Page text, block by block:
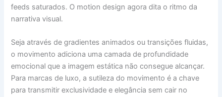
feeds saturados. O motion design agora dita o ritmo da
narrativa visual.
Seja através de gradientes animados ou transições fluidas,
o movimento adiciona uma camada de profundidade
emocional que a imagem estática não consegue alcançar.
Para marcas de luxo, a sutileza do movimento é a chave
para transmitir exclusividade e elegância sem cair no